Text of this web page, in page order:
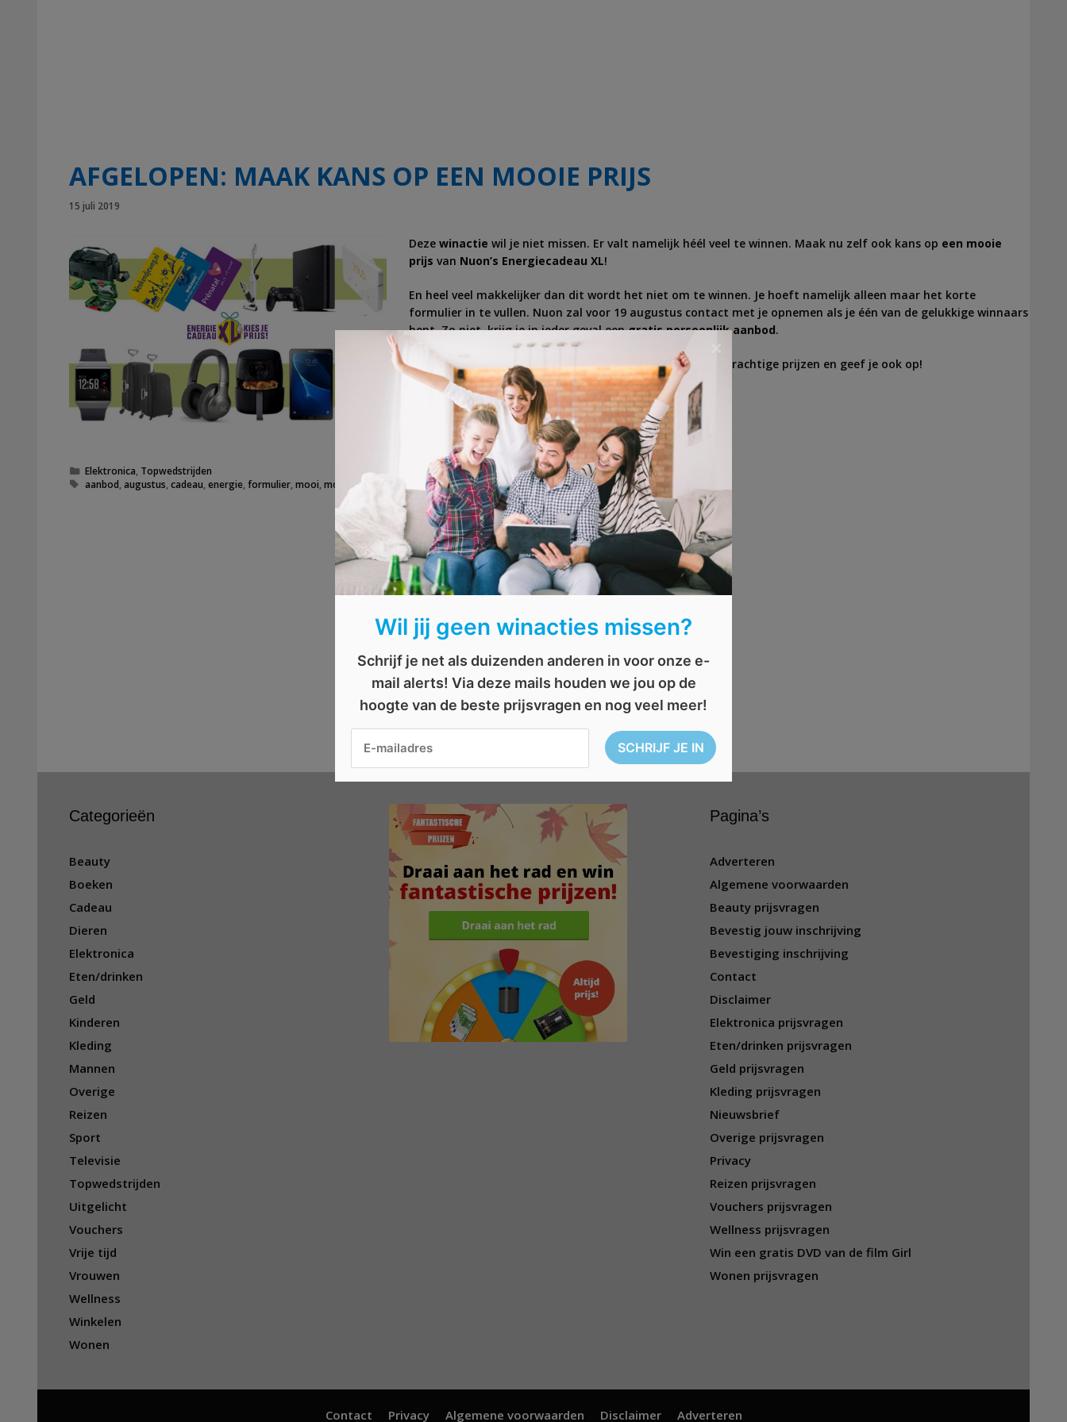
AFGELOPEN: MAAK KANS OP EEN MOOIE PRIJS
15 juli 2019
Deze winactie wil je niet missen. Er valt namelijk héél veel te winnen. Maak nu zelf ook kans op een mooie
prijs van Nuon’s Energiecadeau XL!
En heel veel makkelijker dan dit wordt het niet om te winnen. Je hoeft namelijk alleen maar het korte
formulier in te vullen. Nuon zal voor 19 augustus contact met je opnemen als je één van de gelukkige winnaars
bent. Zo niet, krijg je in ieder geval eengratis persoonlijk aanbod.
Zorg ervoor dat je meespeelt voorde trekkingvan deze prachtige prijzen en geef je ook op!
Categorieën
Elektronica, Topwedstrijden
Tags
aanbod,augustus,cadeau,energie,formulier,mooi,mooie,nuon persoonlijk,prijs,trekking,win,winactie,winnaar,winnaars ,XL
Win een mobiele airconditioner t.w.v. € 549
AFGELOPEN: Win een Nintendo Switch Lite
Categorieën
Beauty
Boeken
Cadeau
Dieren
Elektronica
Eten/drinken
Geld
Kinderen
Kleding
Mannen
Overige
Reizen
Sport
Televisie
Topwedstrijden
Uitgelicht
Vouchers
Vrije tijd
Vrouwen
Wellness
Winkelen
Wonen
Pagina’s
Adverteren
Algemene voorwaarden
Beauty prijsvragen
Bevestig jouw inschrijving
Bevestiging inschrijving
Contact
Disclaimer
Elektronica prijsvragen
Eten/drinken prijsvragen
Geld prijsvragen
Kleding prijsvragen
Nieuwsbrief
Overige prijsvragen
Privacy
Reizen prijsvragen
Vouchers prijsvragen
Wellness prijsvragen
Win een gratis DVD van de film Girl
Wonen prijsvragen
Contact Privacy Algemene voorwaarden Disclaimer Adverteren
Wil jij geen winacties missen?
Schrijf je net als duizenden anderen in voor onze e-
mail alerts! Via deze mails houden we jou op de
hoogte van de beste prijsvragen en nog veel meer!
×